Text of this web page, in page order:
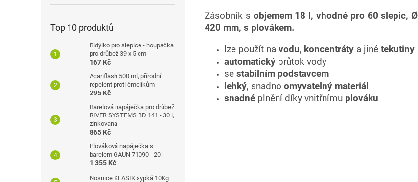
Top 10 produktů
Bidýlko pro slepice - houpačka
pro drůbež 39 x 5 cm
167 Kč
Acariflash 500 ml, přírodní
repelent proti čmelíkům
295 Kč
Barelová napáječka pro drůbež
RIVER SYSTEMS BD 141 - 30 l,
zinkovaná
865 Kč
Plováková napáječka s
barelem GAUN 71090 - 20 l
1 355 Kč
Nosnice KLASIK sypká 10Kg
Zásobník s objemem 18 l, vhodné pro 60 slepic, Ø
420 mm, s plovákem.
lze použít na vodu, koncentráty a jiné tekutiny
automatický průtok vody
se stabilním podstavcem
lehký, snadno omyvatelný materiál
snadné plnění díky vnitřnímu plováku